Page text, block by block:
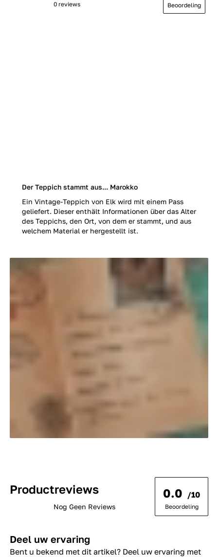
Der Teppich stammt aus... Marokko
Ein Vintage-Teppich von Elk wird mit einem Pass
geliefert. Dieser enthält Informationen über das Alter
des Teppichs, den Ort, von dem er stammt, und aus
welchem Material er hergestellt ist.
0 reviews Beoordeling
Productreviews
Nog Geen Reviews
0.0 /10
Beoordeling
Deel uw ervaring
Bent u bekend met dit artikel? Deel uw ervaring met